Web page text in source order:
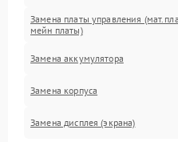
Замена платы управления
мейн платы)
Замена аккумулятора
Замена корпуса
Замена дисплея (экрана)